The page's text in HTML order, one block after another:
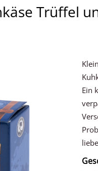
Trüffel
Ein